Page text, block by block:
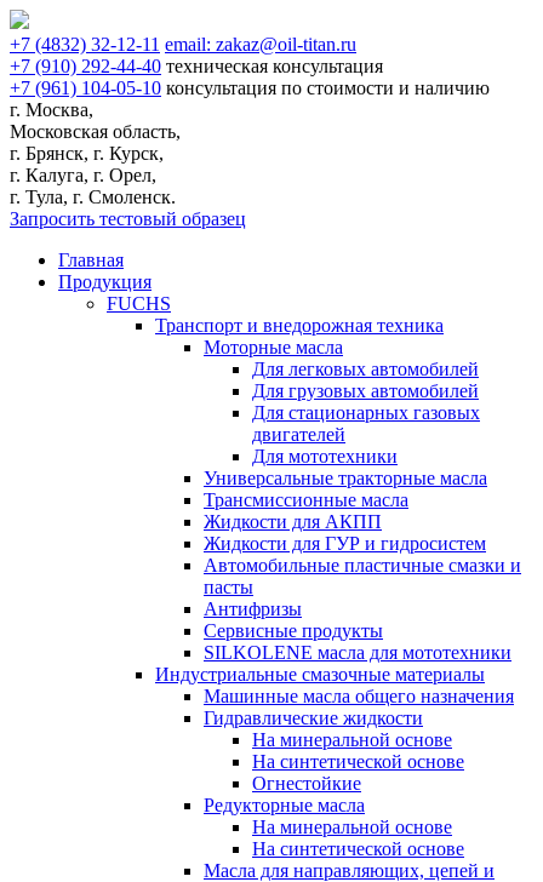
+7 (4832) 32-12-11 email: zakaz@oil-titan.ru
+7 (910) 292-44-40 техническая консультация
+7 (961) 104-05-10 консультация по стоимости и наличию
г. Москва,
Московская область,
г. Брянск, г. Курск,
г. Калуга, г. Орел,
г. Тула, г. Смоленск.
Запросить тестовый образец
Главная
Продукция
FUCHS
Транспорт и внедорожная техника
Моторные масла
Для легковых автомобилей
Для грузовых автомобилей
Для стационарных газовых
двигателей
Для мототехники
Универсальные тракторные масла
Трансмиссионные масла
Жидкости для АКПП
Жидкости для ГУР и гидросистем
Автомобильные пластичные смазки и
пасты
Антифризы
Сервисные продукты
SILKOLENE масла для мототехники
Индустриальные смазочные материалы
Машинные масла общего назначения
Гидравлические жидкости
На минеральной основе
На синтетической основе
Огнестойкие
Редукторные масла
На минеральной основе
На синтетической основе
Масла для направляющих, цепей и